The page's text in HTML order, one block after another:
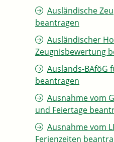
Ausländische
beantragen
Ausländischer
Zeugnisbewertung
Auslands-BAföG
beantragen
Ausnahme vom
und Feiertage
Ausnahme vom
Ferienzeiten